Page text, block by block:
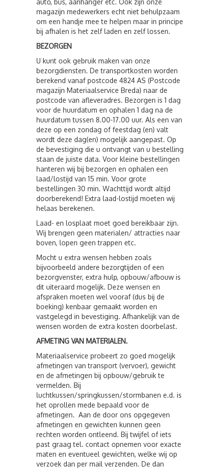
auto, bus, aanhanger etc. Ook zijn onze
magazijn medewerkers echt niet behulpzaam
om een handje mee te helpen maar in principe
bij afhalen is het zelf laden en zelf lossen.
BEZORGEN
U kunt ook gebruik maken van onze
bezorgdiensten. De transportkosten worden
berekend vanaf postcode 4824 AS (Postcode
magazijn Materiaalservice Breda) naar de
postcode van afleveradres. Bezorgen is 1 dag
voor de huurdatum en ophalen 1 dag na de
huurdatum tussen 8.00-17.00 uur. Als een van
deze op een zondag of feestdag (en) valt
wordt deze dag(en) mogelijk aangepast. Op
de bevestiging die u ontvangt van u bestelling
staan de juiste data. Voor kleine bestellingen
hanteren wij bij bezorgen en ophalen een
laad/lostijd van 15 min. Voor grote
bestellingen 30 min. Wachttijd wordt altijd
doorberekend! Extra laad-lostijd moeten wij
helaas berekenen.
Laad- en losplaat moet goed bereikbaar zijn.
Wij brengen geen materialen/ attracties naar
boven, lopen geen trappen etc.
Mocht u extra wensen hebben zoals
bijvoorbeeld andere bezorgtijden of een
bezorgvenster, extra hulp, opbouw/afbouw is
dit uiteraard mogelijk. Deze wensen en
afspraken moeten wel vooraf (dus bij de
boeking) kenbaar gemaakt worden en
vastgelegd in bevestiging. Afhankelijk van de
wensen worden de extra kosten doorbelast.
AFMETING VAN MATERIALEN.
Materiaalservice probeert zo goed mogelijk
afmetingen van transport (vervoer), gewicht
en de afmetingen bij opbouw/gebruik te
vermelden. Bij
luchtkussen/springkussen/stormbanen e.d. is
het oprollen mede bepaald voor de
afmetingen. Aan de door ons opgegeven
afmetingen en gewichten kunnen geen
rechten worden ontleend. Bij twijfel of iets
past graag tel. contact opnemen voor exacte
maten en eventueel gewichten, welke wij op
verzoek dan per mail verzenden. De dan